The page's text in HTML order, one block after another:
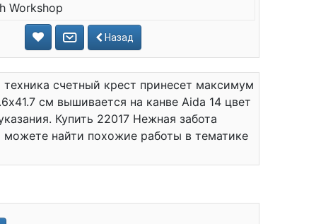
Workshop
Назад
счетный крест принесет максимум
см вышивается на канве Aida 14 цвет
Купить 22017 Нежная забота
можете найти похожие работы в тематике